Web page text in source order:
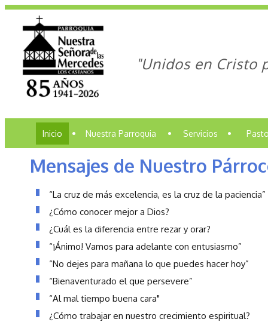
"Unidos en Cristo
Inicio • Nuestra Parroquia • Servicios •
Mensajes de Nuestro
“La cruz de más excelencia, es la cruz de la paciencia”
¿Cómo conocer mejor a Dios?
¿Cuál es la diferencia entre rezar y orar?
“¡Ánimo! Vamos para adelante con entusiasmo”
“No dejes para mañana lo que puedes hacer hoy”
“Bienaventurado el que persevere”
“Al mal tiempo buena cara"
¿Cómo trabajar en nuestro crecimiento espiritual?